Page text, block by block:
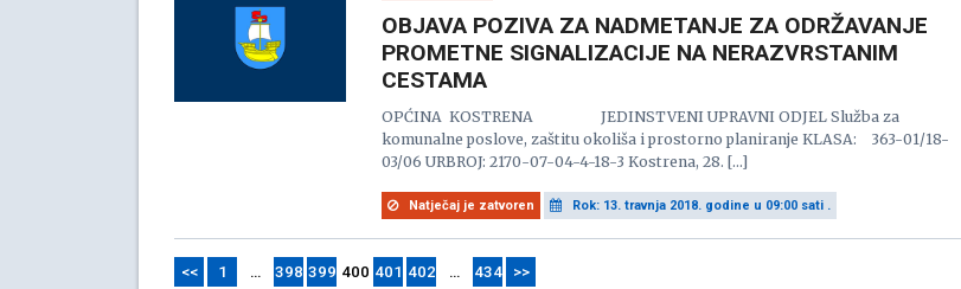
OBJAVA POZIVA ZA NADMETANJE ZA ODRŽAVANJE
PROMETNE SIGNALIZACIJE NA NERAZVRSTANIM
CESTAMA
OPĆINA KOSTRENA JEDINSTVENI UPRAVNI ODJEL Služba za
komunalne poslove, zaštitu okoliša i prostorno planiranje KLASA: 363-01/18-
03/06 URBROJ: 2170-07-04-4-18-3 Kostrena, 28. […]
Natječaj je zatvoren Rok: 13. travnja 2018. godine u 09:00 sati .
<< 1 … 398 399 400 401 402 … 434 >>